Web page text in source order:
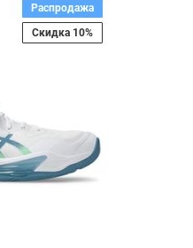
Распродажа
Скидка 10%